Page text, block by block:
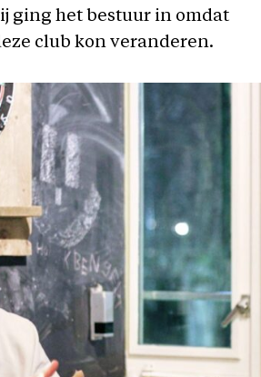
ging het bestuur in omdat
club kon veranderen.